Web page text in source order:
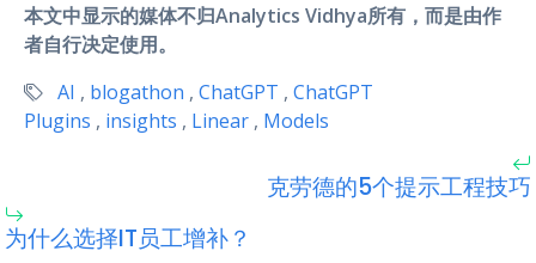
本文中显示的媒体不归Analytics Vidhya所有，而是由作
者自行决定使用。
AI , blogathon , ChatGPT , ChatGPT
Plugins , insights , Linear , Models
克劳德的5个提示工程技巧
为什么选择IT员工增补？